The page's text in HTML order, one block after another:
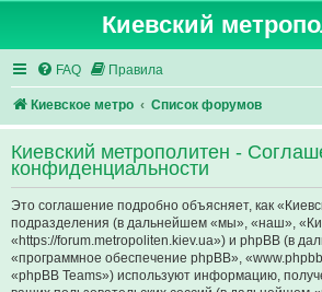
Киевский
FAQ Правила
Киевское метро Список форумов
Киевский метрополитен -
конфиденциальности
Это соглашение подробно объясняет, как
подразделения (в дальнейшем «мы», «наш»,
«https://forum.metropoliten.kiev.ua») и phpBB (в
«программное обеспечение phpBB»,
«phpBB Teams») используют информацию,